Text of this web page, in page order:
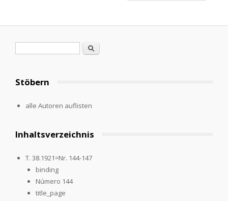
Search
Stöbern
alle Autoren auflisten
Inhaltsverzeichnis
T. 38.1921=Nr. 144-147
binding
Número 144
title_page